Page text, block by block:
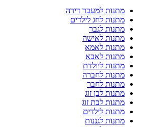
מתנות למעבר דירה
מתנות לחג לילדים
מתנות לגבר
מתנות לאישה
מתנות לאמא
מתנות לאבא
מתנות ליולדת
מתנות לחברה
מתנות לחבר
מתנות לבן זוג
מתנות לבת זוג
מתנות לילדים
מתנות לגננות